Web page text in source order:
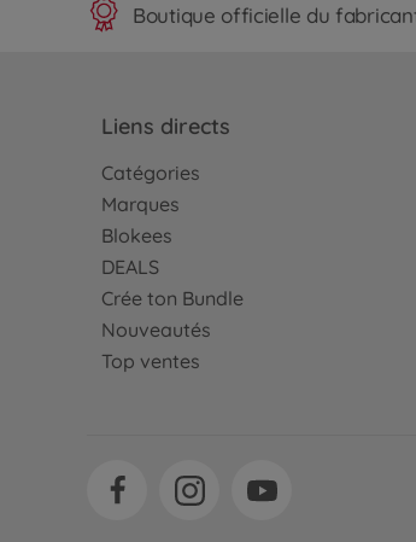
Boutique officielle du
Liens directs
Catégories
Marques
Blokees
DEALS
Crée ton Bundle
Nouveautés
Top ventes